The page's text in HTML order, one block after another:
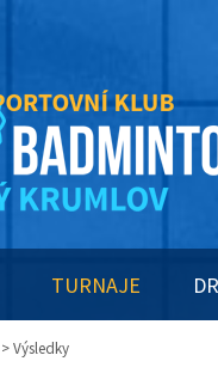
TURNAJE
> Výsledky